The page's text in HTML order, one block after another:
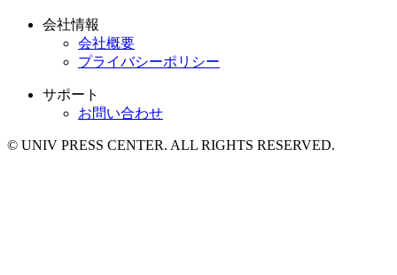
会社情報
会社概要
プライバシーポリシー
サポート
お問い合わせ
© UNIV PRESS CENTER. ALL RIGHTS RESERVED.